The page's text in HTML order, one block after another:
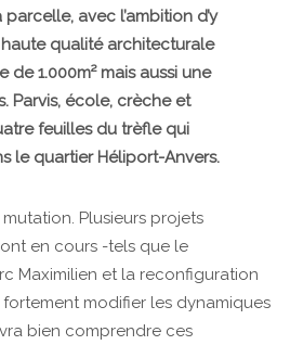
avec l’ambition d’y
qualité architecturale
1.000m² mais aussi une
Parvis, école, crèche et
feuilles du trèfle qui
le quartier Héliport-Anvers.
Plusieurs projets
en cours -tels que le
Maximilien et la reconfiguration
fortement modifier les dynamiques
bien comprendre ces